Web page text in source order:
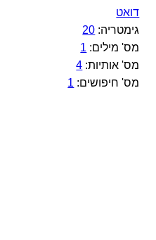
דואט
גימטריה: 20
מס' מילים: 1
מס' אותיות: 4
מס' חיפושים: 1